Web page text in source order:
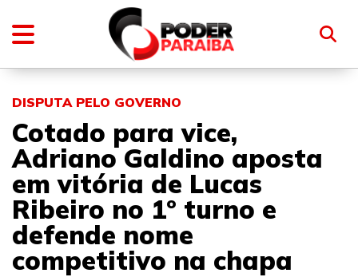
DISPUTA PELO GOVERNO
Cotado para vice,
Adriano Galdino aposta
em vitória de Lucas
Ribeiro no 1º turno e
defende nome
competitivo na chapa